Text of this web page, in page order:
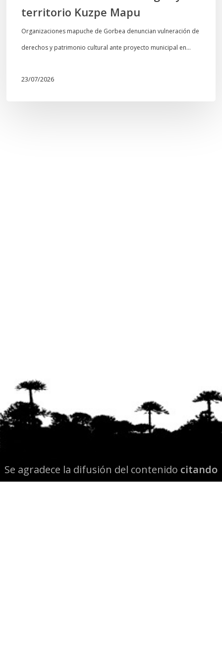
territorio Kuzpe Mapu
Organizaciones mapuche de Gorbea denuncian vulneración de
derechos y patrimonio cultural ante proyecto municipal en…
23/07/2026
Se agradece la difusión del contenido citando
la fuente www.mapuexpress.org